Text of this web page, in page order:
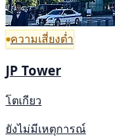
ความเสี่ยงต่ำ
JP Tower
โตเกียว
ยังไม่มีเหตุการณ์